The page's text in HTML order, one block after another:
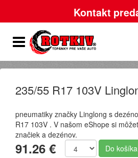
Kontakt
235/55 R17 103V
pneumatiky značky Linglong s
R17 103V . V našom eShope si
značiek a dezénov.
91.26 € Do košíka